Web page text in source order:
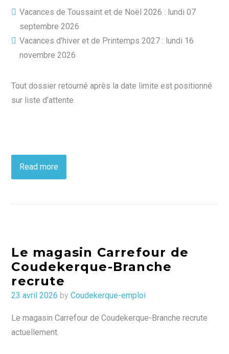
Vacances de Toussaint et de Noël 2026 : lundi 07
septembre 2026
Vacances d’hiver et de Printemps 2027 : lundi 16
novembre 2026
Tout dossier retourné après la date limite est positionné
sur liste d’attente.
Read more
Le magasin Carrefour de
Coudekerque-Branche
recrute
Posted
23 avril 2026 byCoudekerque-emploi
Le magasin Carrefour de Coudekerque-Branche recrute
actuellement.